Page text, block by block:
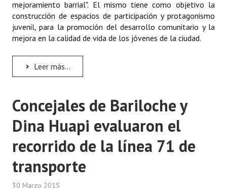
DOCUMENTOS
Informes de Gestión
Proyectos Presentados
Actas de Sesión
Informes de Unidad Coordinadora
Ejecución Presupuestaria
Actas de Audiencias Públicas
NORMATIVA
mejoramiento barrial". El mismo tiene como objetivo la
construcción de espacios de participación y protagonismo
juvenil, para la promoción del desarrollo comunitario y la
mejora en la calidad de vida de los jóvenes de la ciudad.
Leer más...
Concejales de Bariloche y
Dina Huapi evaluaron el
recorrido de la línea 71 de
transporte
30 Marzo 2015